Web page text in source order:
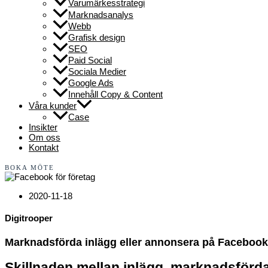
Varumärkesstrategi
Marknadsanalys
Webb
Grafisk design
SEO
Paid Social
Sociala Medier
Google Ads
Innehåll Copy & Content
Våra kunder
Case
Insikter
Om oss
Kontakt
BOKA MÖTE
2020-11-18
Digitrooper
Marknadsförda inlägg eller annonsera på